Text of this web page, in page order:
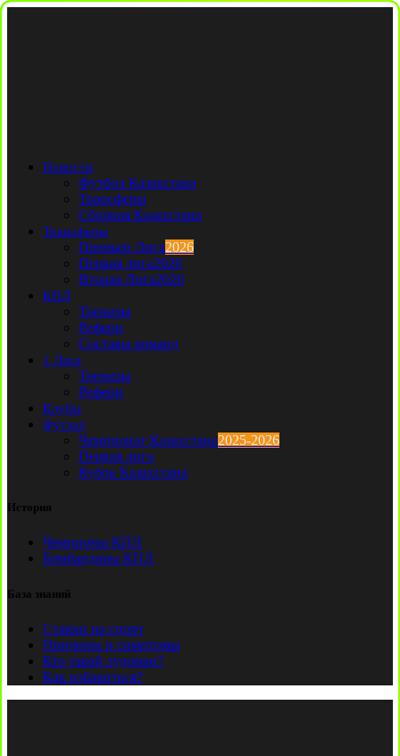
Новости
Футбол Казахстана
Трансферы
Сборная Казахстана
Трансферы
Премьер Лига2026
Первая лига2026
Вторая Лига2026
КПЛ
Тренеры
Рефери
Составы команд
1 Лига
Тренеры
Рефери
Клубы
Футзал
Чемпионат Казахстана2025-2026
Первая лига
Кубок Казахстана
История
Чемпионы КПЛ
Бомбардиры КПЛ
База знаний
Ставки на спорт
Причины и симптомы
Кто такой лудоман?
Как избавиться?